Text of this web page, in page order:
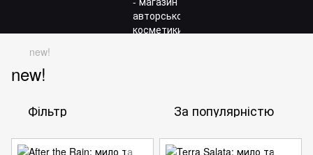
new!
new!
Фільтр За популярністю